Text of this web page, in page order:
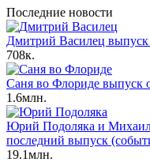
Последние новости
Дмитрий Василец выпуск
708к.
Саня во Флориде выпуск
1.6млн.
Юрий Подоляка и
последний выпуск
19.1млн.